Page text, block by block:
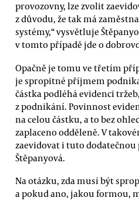
provozovny, lze zvolit
z důvodu, že tak má
systémy,“ vysvětluje
v tomto případě jde o
Opačně je tomu ve třetím
je spropitné příjmem
částka podléhá evidenci
z podnikání. Povinnost
na celou částku, a to bez
zaplaceno odděleně. V
zaevidovat i tuto
Štěpanyová.
Na otázku, zda musí být
a pokud ano, jakou formou,